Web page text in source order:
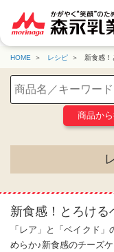
HOME レシピ 新食感！
商品か
新食感！とろける
「レア」と「ベイクド
めらか♪新食感のチーズケ